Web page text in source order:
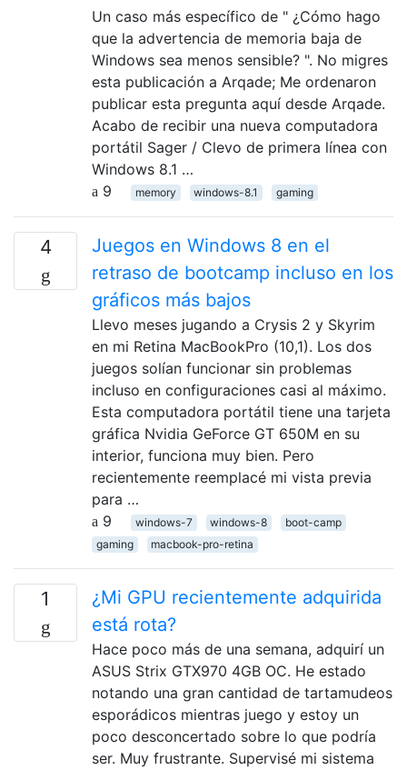
Un caso más específico de " ¿Cómo hago
que la advertencia de memoria baja de
Windows sea menos sensible? ". No migres
esta publicación a Arqade; Me ordenaron
publicar esta pregunta aquí desde Arqade.
Acabo de recibir una nueva computadora
portátil Sager / Clevo de primera línea con
Windows 8.1 …
9
memory windows-8.1 gaming
4
Juegos en Windows 8 en el
retraso de bootcamp incluso en los
gráficos más bajos
Llevo meses jugando a Crysis 2 y Skyrim
en mi Retina MacBookPro (10,1). Los dos
juegos solían funcionar sin problemas
incluso en configuraciones casi al máximo.
Esta computadora portátil tiene una tarjeta
gráfica Nvidia GeForce GT 650M en su
interior, funciona muy bien. Pero
recientemente reemplacé mi vista previa
para …
9
windows-7 windows-8
boot-camp
gaming
macbook-pro-retina
1
¿Mi GPU recientemente adquirida
está rota?
Hace poco más de una semana, adquirí un
ASUS Strix GTX970 4GB OC. He estado
notando una gran cantidad de tartamudeos
esporádicos mientras juego y estoy un
poco desconcertado sobre lo que podría
ser. Muy frustrante. Supervisé mi sistema